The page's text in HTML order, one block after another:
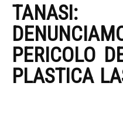
PERICOLO
PLASTICA